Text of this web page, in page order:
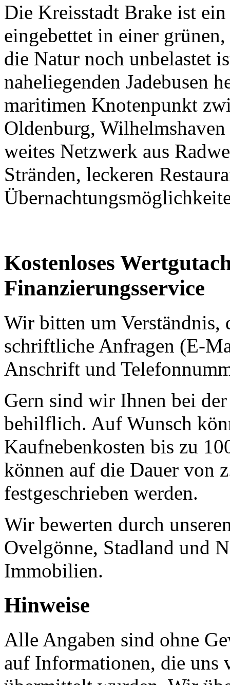
Die Kreisstadt Brake ist
eingebettet in einer
die Natur noch unbelastet
naheliegenden Jadebusen
maritimen Knotenpunkt
Oldenburg,
weites Netzwerk aus
Stränden, leckeren
Kostenloses
Finanzierungsservice
Wir bitten um Verständnis,
schriftliche Anfragen (E-
Anschrift und
Gern sind wir Ihnen bei
behilflich. Auf Wunsch
Kaufnebenkosten bis zu
können auf die Dauer von
festgeschrieben werden.
Wir bewerten durch
Ovelgönne, Stadland und
Immobilien.
Hinweise
Alle Angaben sind ohne
auf Informationen, die uns